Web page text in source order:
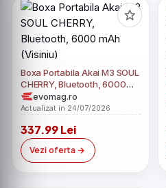
Boxa Portabila Akai M3 SOUL
CHERRY, Bluetooth, 6000
mAh (Visiniu)
evomag.ro
Actualizat in 24/07/2026
337.99 Lei
Vezi oferta